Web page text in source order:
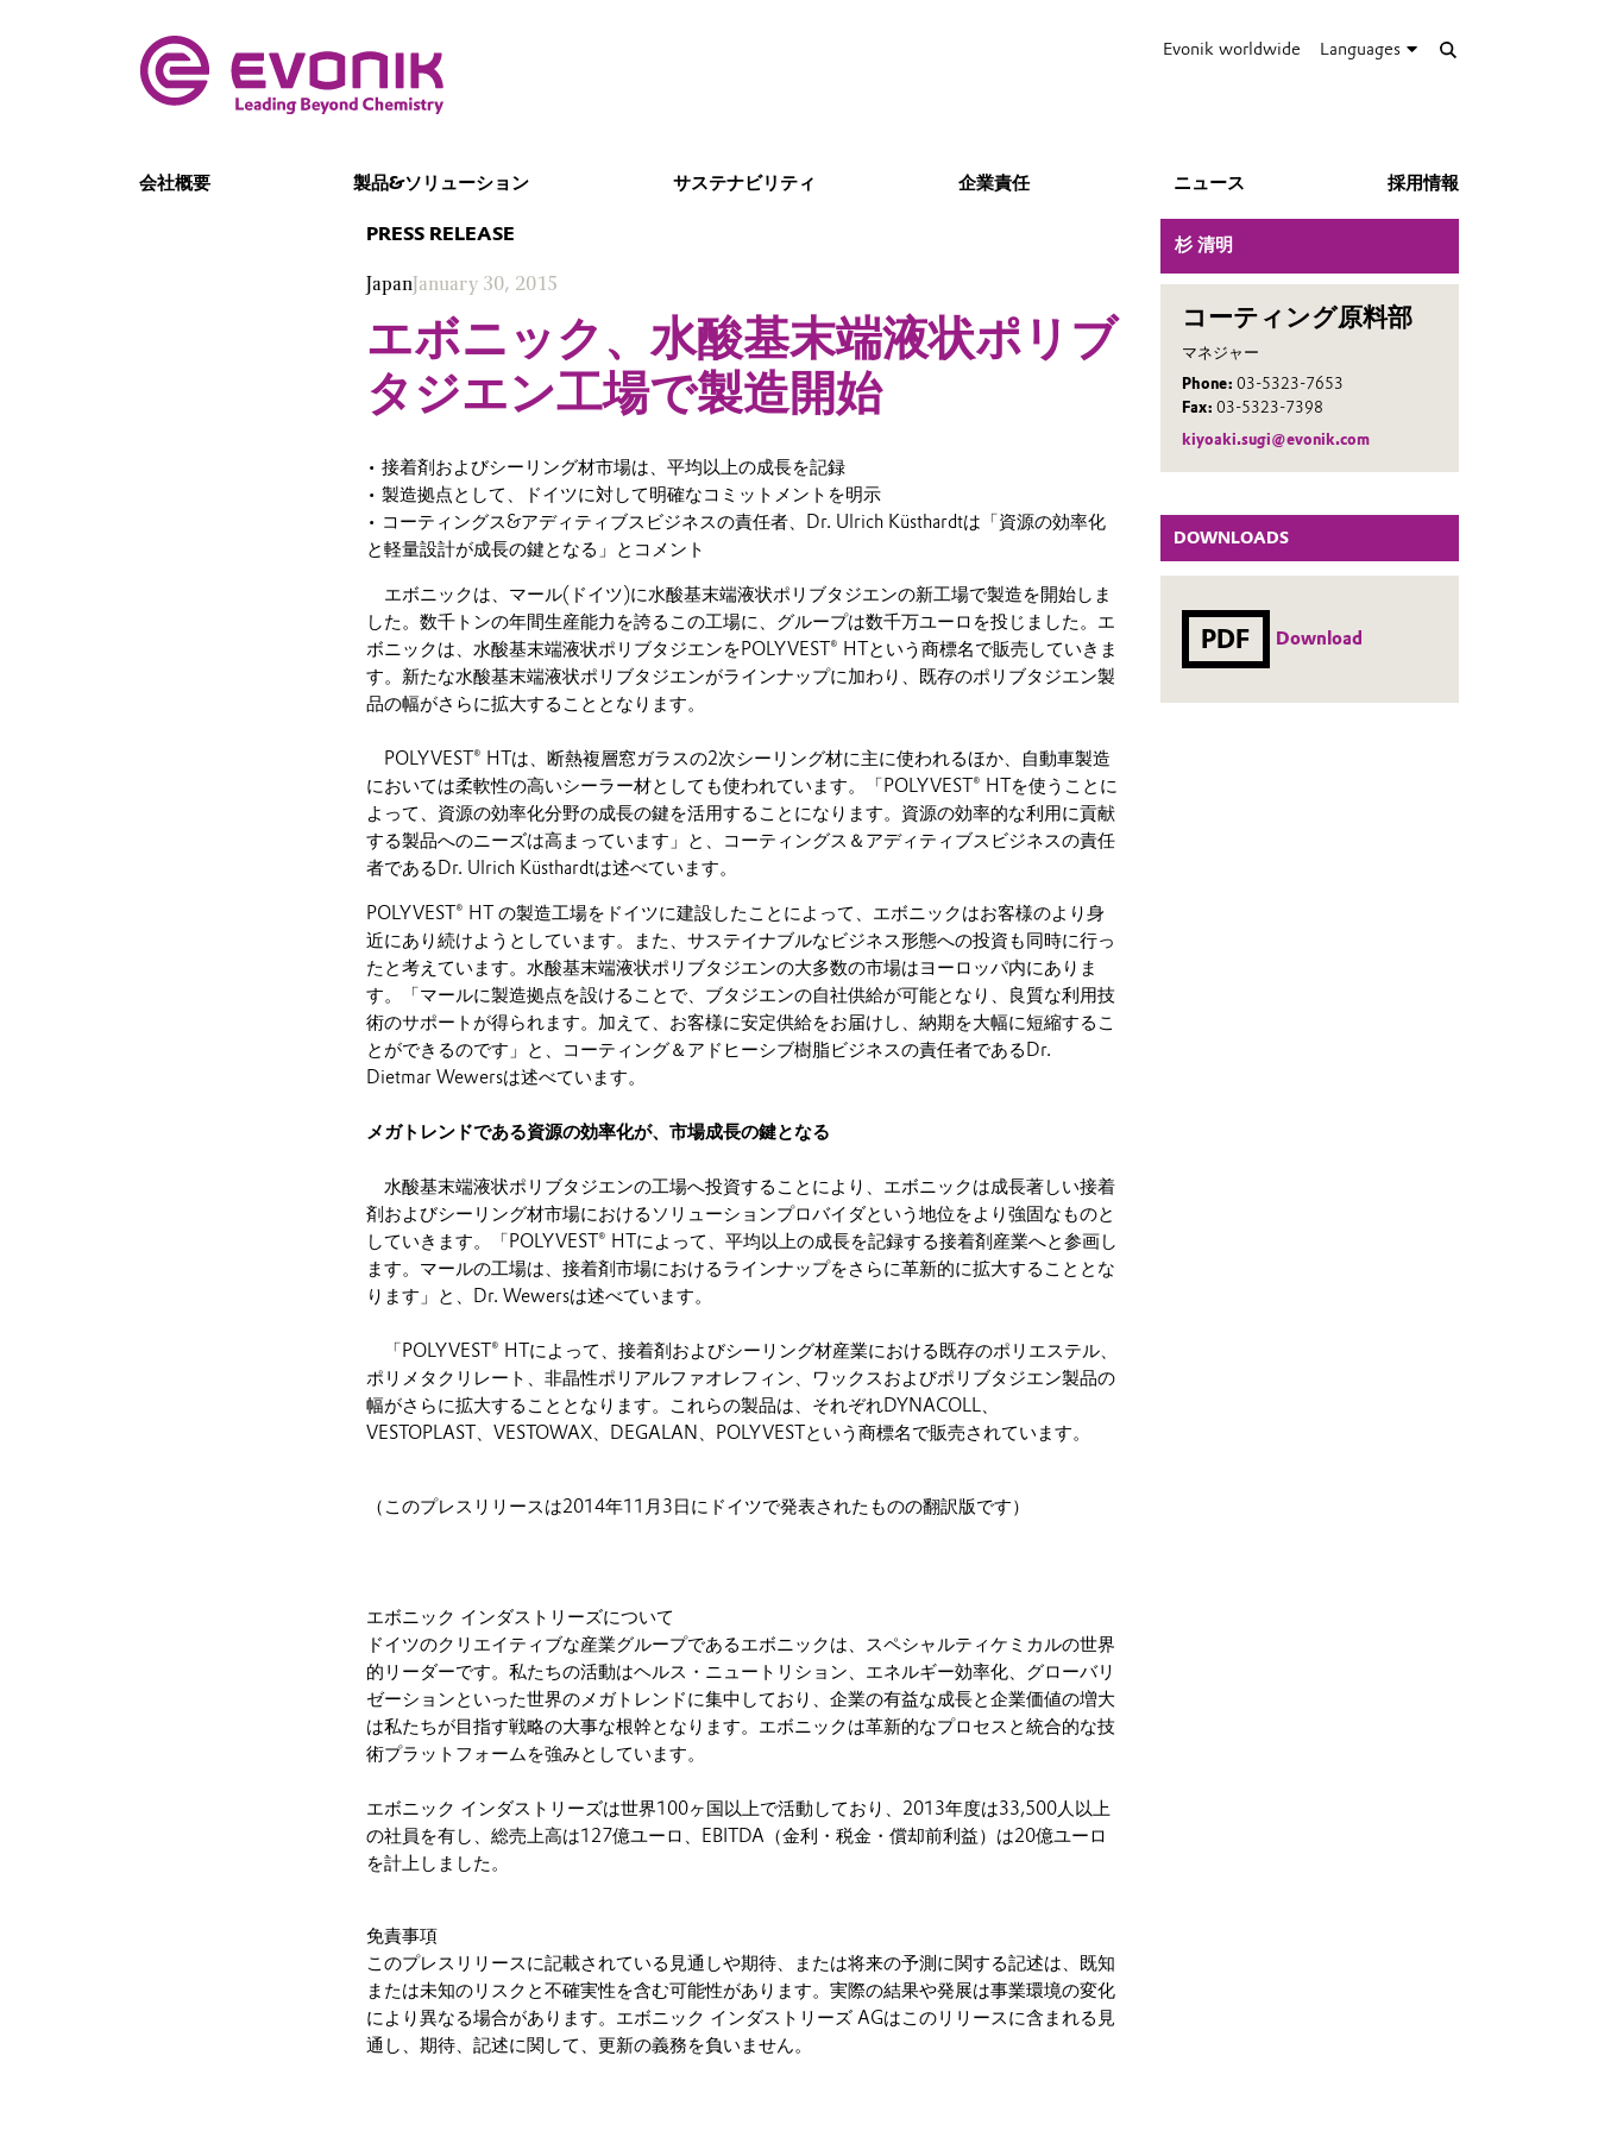
Evonik worldwide Languages
会社概要 製品&ソリューション サステナビリティ 企業責任 ニュース 採用情報
杉 清明
コーティング原料部
マネジャー
Phone: 03-5323-7653
Fax: 03-5323-7398
kiyoaki.sugi@evonik.com
DOWNLOADS
PDF Download
PRESS RELEASE
JapanJanuary 30, 2015
エボニック、水酸基末端液状ポリブ
タジエン工場で製造開始
• 接着剤およびシーリング材市場は、平均以上の成長を記録
• 製造拠点として、ドイツに対して明確なコミットメントを明示
• コーティングス&アディティブスビジネスの責任者、Dr. Ulrich Küsthardtは「資源の効率化
と軽量設計が成長の鍵となる」とコメント
エボニックは、マール(ドイツ)に水酸基末端液状ポリブタジエンの新工場で製造を開始しま
した。数千トンの年間生産能力を誇るこの工場に、グループは数千万ユーロを投じました。エ
ボニックは、水酸基末端液状ポリブタジエンをPOLYVEST® HTという商標名で販売していきま
す。新たな水酸基末端液状ポリブタジエンがラインナップに加わり、既存のポリブタジエン製
品の幅がさらに拡大することとなります。
POLYVEST® HTは、断熱複層窓ガラスの2次シーリング材に主に使われるほか、自動車製造
においては柔軟性の高いシーラー材としても使われています。「POLYVEST® HTを使うことに
よって、資源の効率化分野の成長の鍵を活用することになります。資源の効率的な利用に貢献
する製品へのニーズは高まっています」と、コーティングス＆アディティブスビジネスの責任
者であるDr. Ulrich Küsthardtは述べています。
POLYVEST® HT の製造工場をドイツに建設したことによって、エボニックはお客様のより身
近にあり続けようとしています。また、サステイナブルなビジネス形態への投資も同時に行っ
たと考えています。水酸基末端液状ポリブタジエンの大多数の市場はヨーロッパ内にありま
す。「マールに製造拠点を設けることで、ブタジエンの自社供給が可能となり、良質な利用技
術のサポートが得られます。加えて、お客様に安定供給をお届けし、納期を大幅に短縮するこ
とができるのです」と、コーティング＆アドヒーシブ樹脂ビジネスの責任者であるDr.
Dietmar Wewersは述べています。
メガトレンドである資源の効率化が、市場成長の鍵となる
水酸基末端液状ポリブタジエンの工場へ投資することにより、エボニックは成長著しい接着
剤およびシーリング材市場におけるソリューションプロバイダという地位をより強固なものと
していきます。「POLYVEST® HTによって、平均以上の成長を記録する接着剤産業へと参画し
ます。マールの工場は、接着剤市場におけるラインナップをさらに革新的に拡大することとな
ります」と、Dr. Wewersは述べています。
「POLYVEST® HTによって、接着剤およびシーリング材産業における既存のポリエステル、
ポリメタクリレート、非晶性ポリアルファオレフィン、ワックスおよびポリブタジエン製品の
幅がさらに拡大することとなります。これらの製品は、それぞれDYNACOLL、
VESTOPLAST、VESTOWAX、DEGALAN、POLYVESTという商標名で販売されています。
（このプレスリリースは2014年11月3日にドイツで発表されたものの翻訳版です）
エボニック インダストリーズについて
ドイツのクリエイティブな産業グループであるエボニックは、スペシャルティケミカルの世界
的リーダーです。私たちの活動はヘルス・ニュートリション、エネルギー効率化、グローバリ
ゼーションといった世界のメガトレンドに集中しており、企業の有益な成長と企業価値の増大
は私たちが目指す戦略の大事な根幹となります。エボニックは革新的なプロセスと統合的な技
術プラットフォームを強みとしています。
エボニック インダストリーズは世界100ヶ国以上で活動しており、2013年度は33,500人以上
の社員を有し、総売上高は127億ユーロ、EBITDA（金利・税金・償却前利益）は20億ユーロ
を計上しました。
免責事項
このプレスリリースに記載されている見通しや期待、または将来の予測に関する記述は、既知
または未知のリスクと不確実性を含む可能性があります。実際の結果や発展は事業環境の変化
により異なる場合があります。エボニック インダストリーズ AGはこのリリースに含まれる見
通し、期待、記述に関して、更新の義務を負いません。